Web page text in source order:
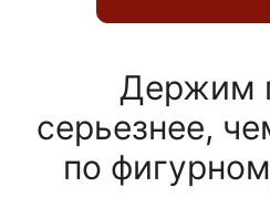
Держим
серьезнее,
по